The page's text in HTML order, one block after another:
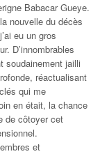
Babacar Gueye.
nouvelle du décès
eu un gros
D’innombrables
soudainement jailli
réactualisant
qui me
en était, la chance
de côtoyer cet
et